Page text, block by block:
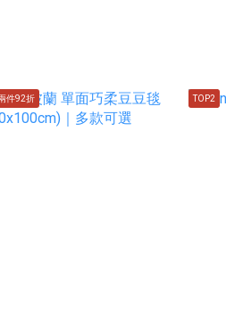
件92折 TOP2